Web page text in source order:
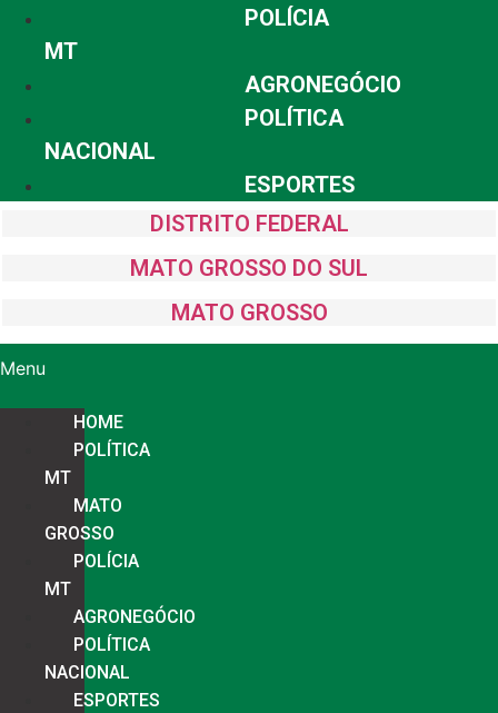
POLÍCIA
MT
AGRONEGÓCIO
POLÍTICA
NACIONAL
ESPORTES
DISTRITO FEDERAL
MATO GROSSO DO SUL
MATO GROSSO
Menu
HOME
POLÍTICA
MT
MATO
GROSSO
POLÍCIA
MT
AGRONEGÓCIO
POLÍTICA
NACIONAL
ESPORTES